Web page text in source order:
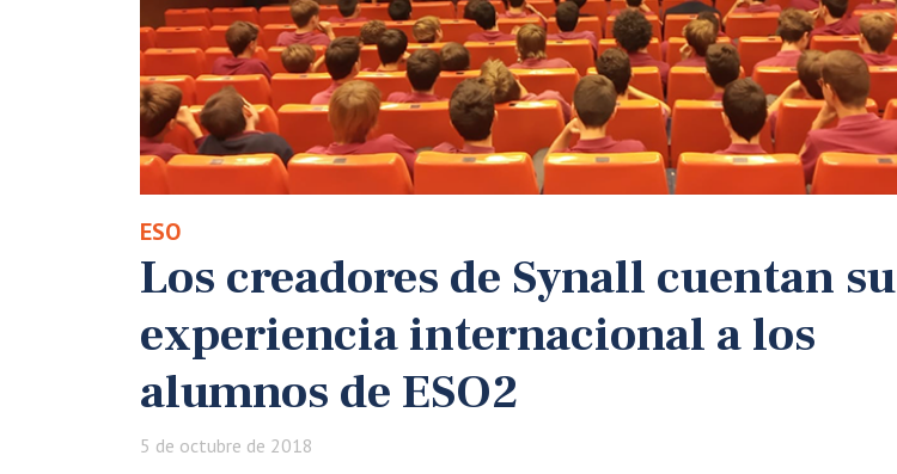
ESO
Los creadores de Synall cuentan su
experiencia internacional a los
alumnos de ESO2
5 de octubre de 2018